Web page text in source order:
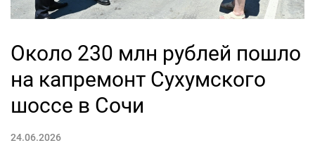
Около 230 млн рублей пошло
на капремонт Сухумского
шоссе в Сочи
24.06.2026